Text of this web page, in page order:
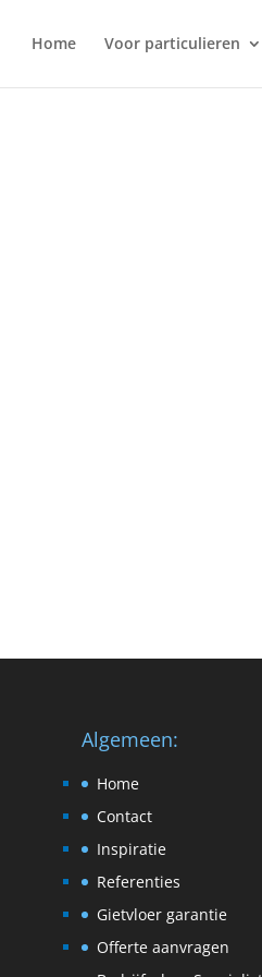
Home Voor particulieren
Algemeen:
Home
Contact
Inspiratie
Referenties
Gietvloer garantie
Offerte aanvragen